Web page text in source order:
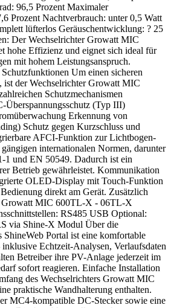
96,5 Prozent Maximaler
Prozent Nachtverbrauch: unter 0,5 Watt
lüfterlos Geräuschentwicklung: ? 25
Der Wechselrichter Growatt MIC
Effizienz und eignet sich ideal für
mit hohem Leistungsanspruch.
Um einen sicheren
ist der Wechselrichter Growatt MIC
Schutzmechanismen
Überspannungsschutz (Typ III)
Erkennung von
Schutz gegen Kurzschluss und
AFCI-Funktion zur Lichtbogen-
internationalen Normen, darunter
und EN 50549. Dadurch ist ein
Betrieb gewährleistet. Kommunikation
OLED-Display mit Touch-Funktion
direkt am Gerät. Zusätzlich
Growatt MIC 600TL-X - 06TL-X
RS485 USB Optional:
via Shine-X Modul Über die
ShineWeb Portal ist eine komfortable
Echtzeit-Analysen, Verlaufsdaten
Betreiber ihre PV-Anlage jederzeit im
sofort reagieren. Einfache Installation
des Wechselrichters Growatt MIC
praktische Wandhalterung enthalten.
MC4-kompatible DC-Stecker sowie eine